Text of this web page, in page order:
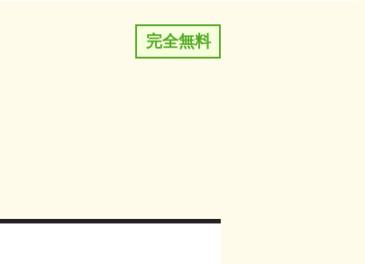
完全無料